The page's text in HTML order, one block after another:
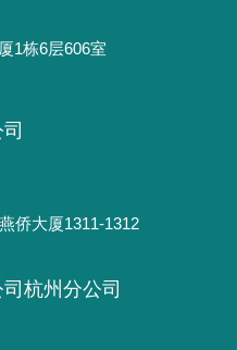
1栋6层606室
侨大厦1311-1312
杭州分公司